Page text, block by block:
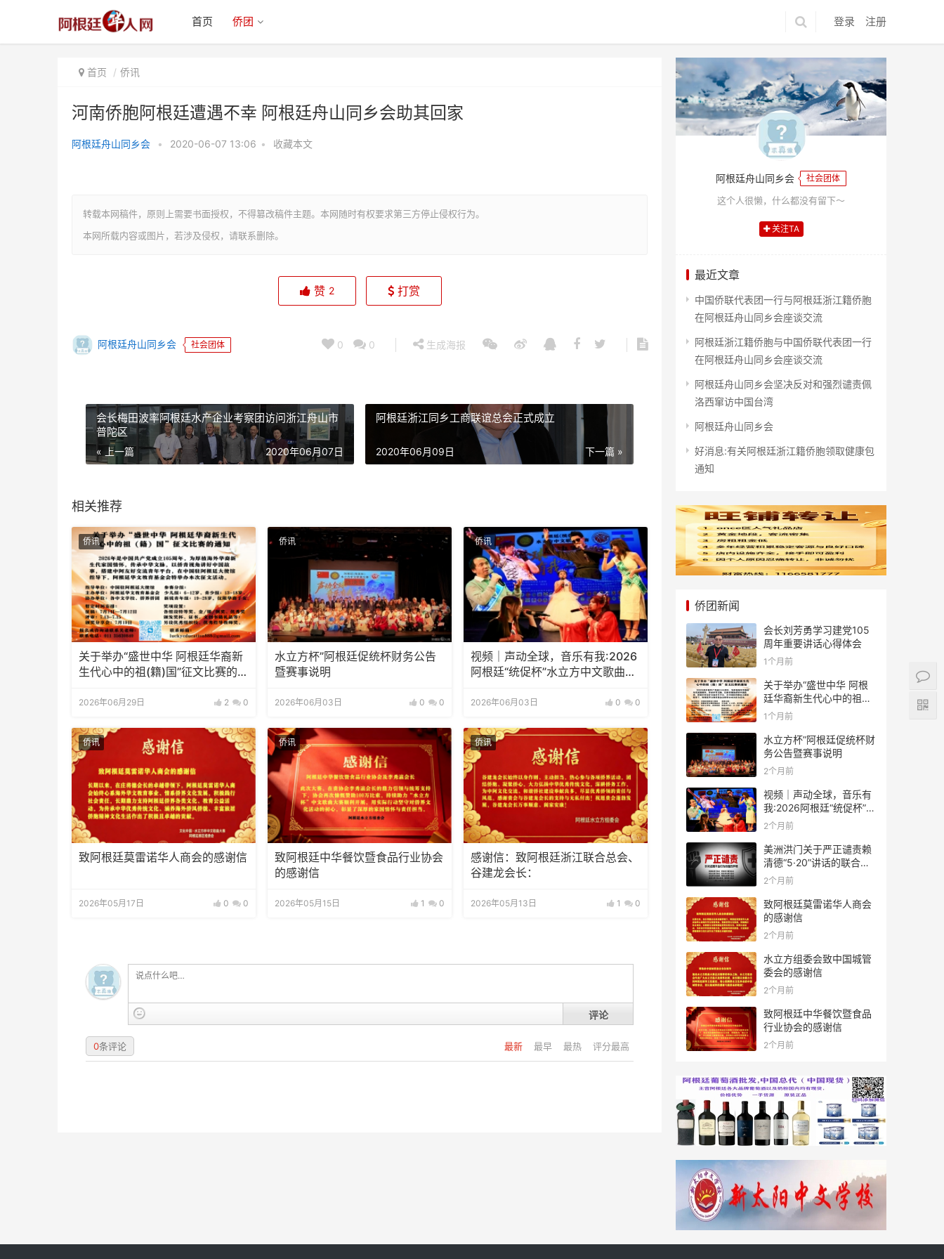
登录 注册
首页 侨团
首页 侨讯
河南侨胞阿根廷遭遇不幸 阿根廷舟山同乡会助其回家
阿根廷舟山同乡会 • 2020-06-07 13:06 • 收藏本文
转载本网稿件，原则上需要书面授权，不得篡改稿件主题。本网随时有权要求第三方停止侵权行为。
本网所载内容或图片，若涉及侵权，请联系删除。
赞 2 打赏
阿根廷舟山同乡会 社会团体 0 0 生成海报
会长梅田波率阿根廷水产企业考察团访问浙江舟山市
普陀区
« 上一篇 2020年06月07日
阿根廷浙江同乡工商联谊总会正式成立
下一篇 »
2020年06月09日
相关推荐
侨讯
关于举办“盛世中华 阿根廷华裔新
生代心中的祖(籍)国”征文比赛的通
2026年06月29日 2 0
侨讯
水立方杯”阿根廷促统杯财务公告
暨赛事说明
2026年06月03日 0 0
侨讯
视频｜声动全球，音乐有我:2026
阿根廷“统促杯”水立方中文歌曲大
2026年06月03日 0 0
侨讯
致阿根廷莫雷诺华人商会的感谢信
2026年05月17日 0 0
侨讯
致阿根廷中华餐饮暨食品行业协会
的感谢信
2026年05月15日 1 0
侨讯
感谢信：致阿根廷浙江联合总会、
谷建龙会长：
2026年05月13日 1 0
评论
最新 最早 最热 评分最高
0条评论
阿根廷舟山同乡会 社会团体
这个人很懒，什么都没有留下～
关注TA
最近文章
中国侨联代表团一行与阿根廷浙江籍侨胞
在阿根廷舟山同乡会座谈交流
阿根廷浙江籍侨胞与中国侨联代表团一行
在阿根廷舟山同乡会座谈交流
阿根廷舟山同乡会坚决反对和强烈谴责佩
洛西窜访中国台湾
阿根廷舟山同乡会
好消息:有关阿根廷浙江籍侨胞领取健康包
通知
侨团新闻
会长刘芳勇学习建党105
周年重要讲话心得体会
1个月前
关于举办“盛世中华 阿根
廷华裔新生代心中的祖
(籍)国”征文比赛的通知
1个月前
水立方杯”阿根廷促统杯财
务公告暨赛事说明
2个月前
视频｜声动全球，音乐有
我:2026阿根廷“统促杯”水
立方中文歌曲大赛总决赛
2个月前
美洲洪门关于严正谴责赖
清德“5·20”讲话的联合声
明
2个月前
致阿根廷莫雷诺华人商会
的感谢信
2个月前
水立方组委会致中国城管
委会的感谢信
2个月前
致阿根廷中华餐饮暨食品
行业协会的感谢信
2个月前